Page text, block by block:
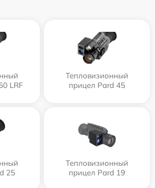
LRF
Тепловизионный
прицел Pard 45
25
Тепловизионный
прицел Pard 19